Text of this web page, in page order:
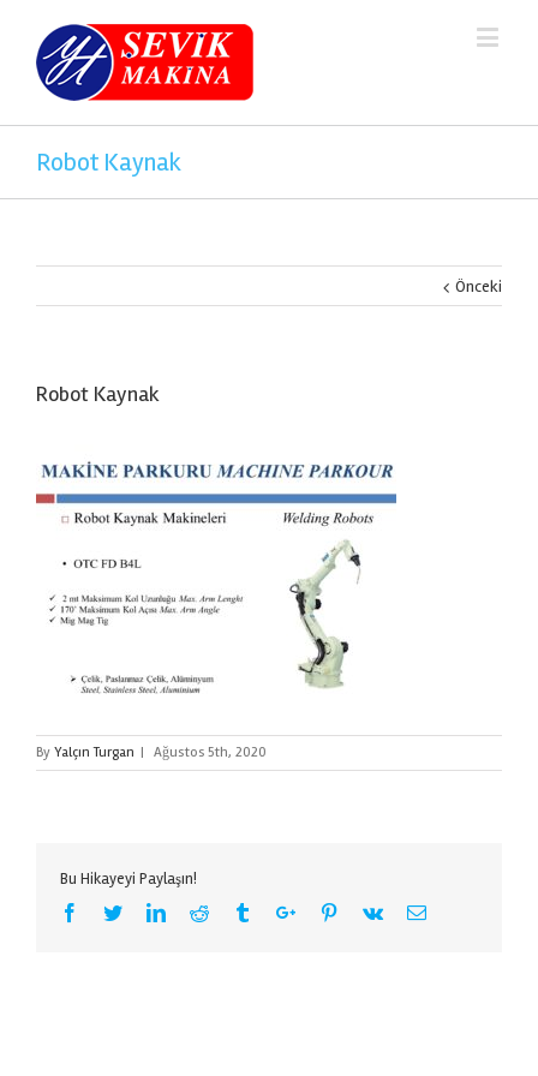
Robot Kaynak
Önceki
Robot Kaynak
By Yalçın Turgan | Ağustos 5th, 2020
Bu Hikayeyi Paylaşın!
Facebook
TwitterLinkedinReddit TumblrGoogle+Pinterest
Vk Email